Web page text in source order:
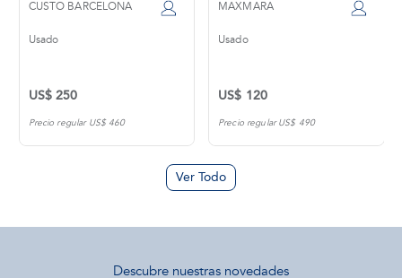
CUSTO BARCELONA
Usado
US$ 250
Precio regular US$ 460
MAXMARA
Usado
US$ 120
Precio regular US$ 490
Ver Todo
Descubre nuestras novedades